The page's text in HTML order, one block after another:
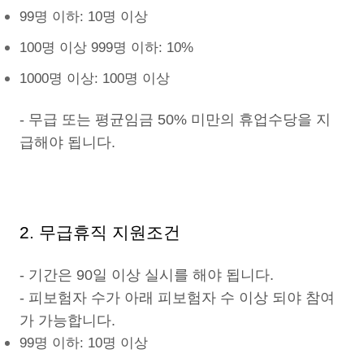
99명 이하: 10명 이상
100명 이상 999명 이하: 10%
1000명 이상: 100명 이상
- 무급 또는 평균임금 50% 미만의 휴업수당을 지
급해야 됩니다.
2. 무급휴직 지원조건
- 기간은 90일 이상 실시를 해야 됩니다.
- 피보험자 수가 아래 피보험자 수 이상 되야 참여
가 가능합니다.
99명 이하: 10명 이상